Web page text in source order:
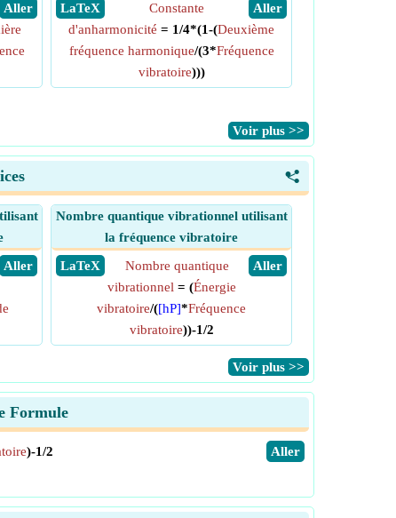
​ Aller
​ LaTeX
​ Aller
Constante
d'anharmonicité = 1/4*(1-(Deuxième
fréquence harmonique/(3*Fréquence
vibratoire)))
​Voir plus >>
<
​ Aller
Nombre quantique vibrationnel utilisant
la fréquence vibratoire
​ LaTeX
​ Aller
Nombre quantique
vibrationnel = (Énergie
vibratoire/([hP]*Fréquence
vibratoire))-1/2
​Voir plus >>
Formule
​Aller
)-1/2